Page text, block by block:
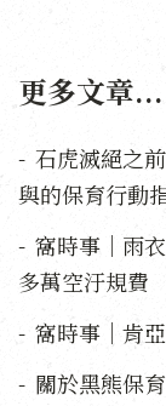
更多文章...
石虎滅絕之
與的保育行動
窩時事｜雨
多萬空汙規費
窩時事｜肯
關於黑熊保